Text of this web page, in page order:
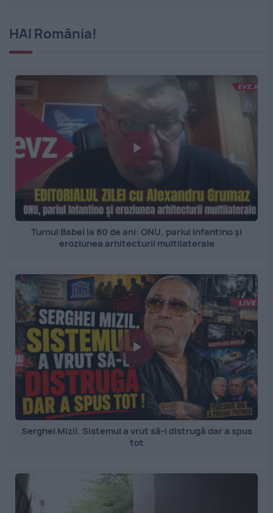
HAI România!
Turnul Babel la 80 de ani: ONU, pariul Infantino și
eroziunea arhitecturii multilaterale
Serghei Mizil. Sistemul a vrut să-l distrugă dar a spus
tot